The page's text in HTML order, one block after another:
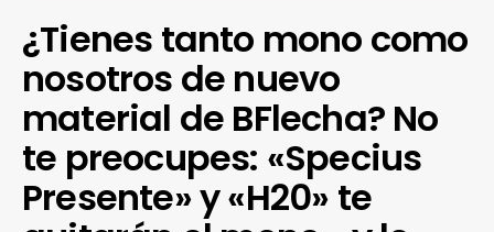
¿Tienes tanto mono como
nosotros de nuevo
material de BFlecha? No
te preocupes: «Specius
Presente» y «H20» te